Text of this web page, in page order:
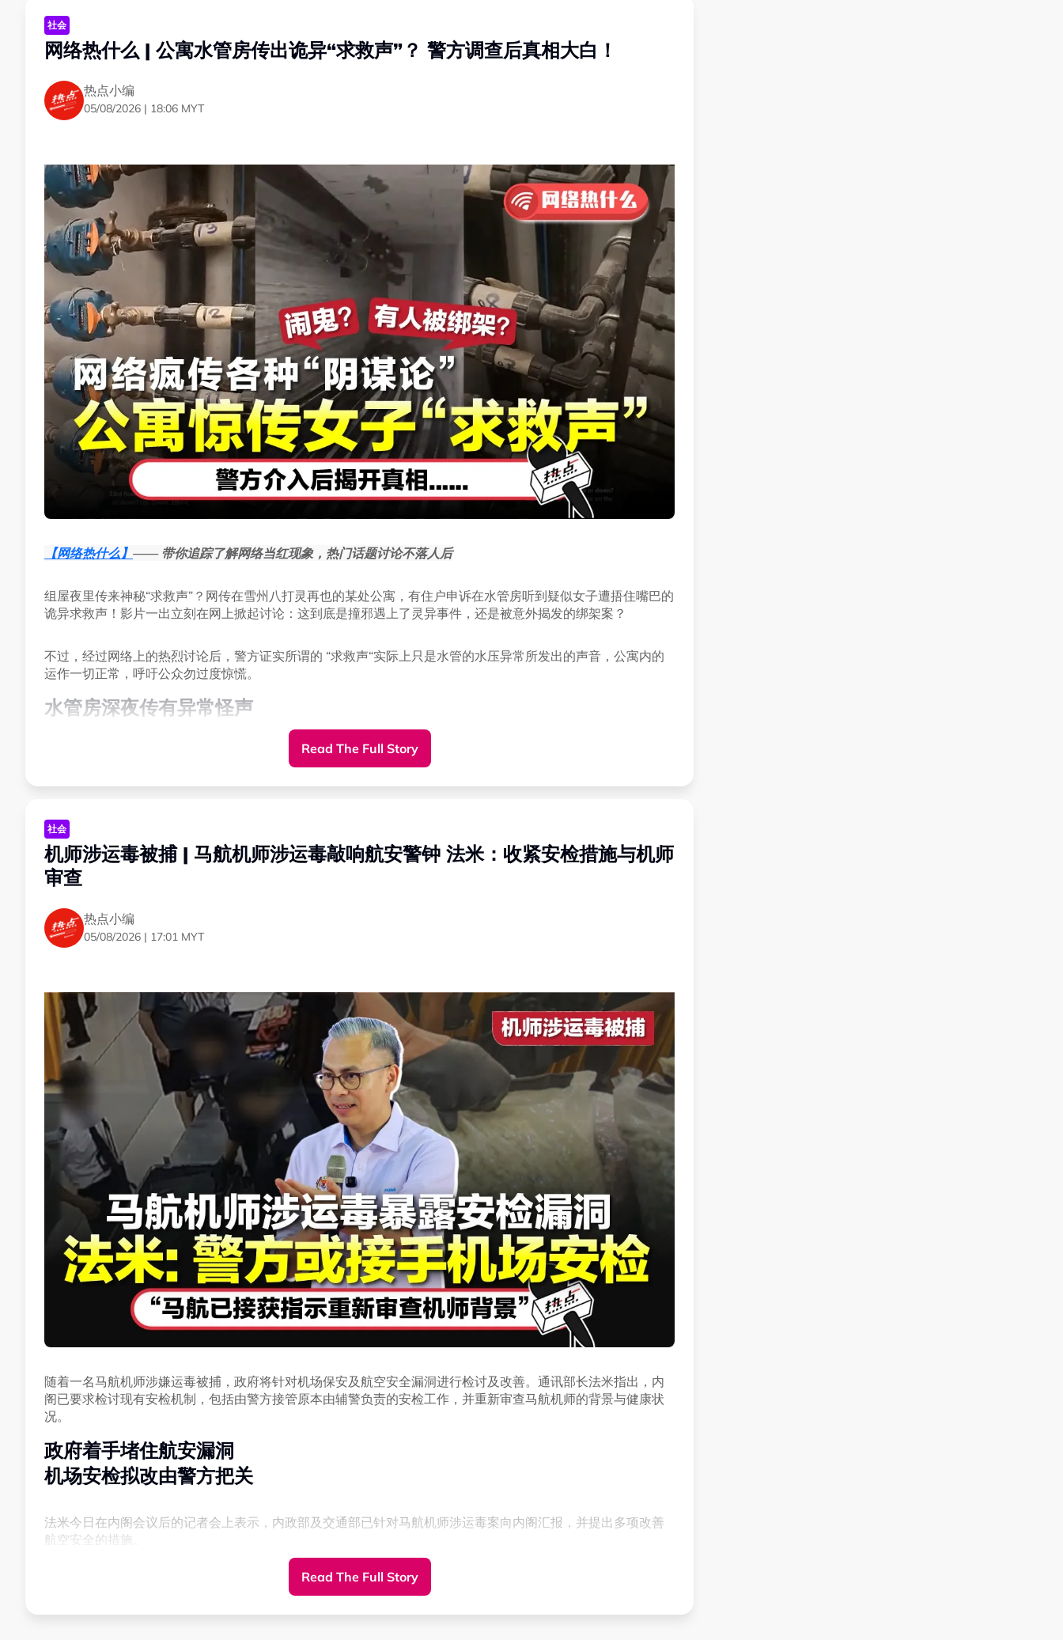
社会
网络热什么 | 公寓水管房传出诡异“求救声”？ 警方调查后真相大白！
热点小编
05/08/2026 | 18:06 MYT
【网络热什么】 —— 带你追踪了解网络当红现象，热门话题讨论不落人后
组屋夜里传来神秘“求救声”？网传在雪州八打灵再也的某处公寓，有住户申诉在水管房听到疑似女子遭捂住嘴巴的
诡异求救声！影片一出立刻在网上掀起讨论：这到底是撞邪遇上了灵异事件，还是被意外揭发的绑架案？
不过，经过网络上的热烈讨论后，警方证实所谓的 “求救声“实际上只是水管的水压异常所发出的声音，公寓内的
运作一切正常，呼吁公众勿过度惊慌。
水管房深夜传有异常怪声
夫妻朝水管喊话 疑似有人回应？
两人起初以为是水管发出的异响，因此没有多加留意。不料在他们凌晨返回时，水管房内的怪声变得越来越明
显。
事主在期间也不断朝水管大声发问：“你在里面吗？”、“你在上面还是下面？”，而水管内的咽呜声似乎都在对他们
怪声影片引发“阴谋论”
网民忧女子受困 反复听到“Help Me”
这起诡异事件在网络上传开后，迅速引发大批网民热议。不少网民变身成为侦探，对这股神秘的怪声给出了各种
令人毛骨悚然的解读，增添了“阴谋论”的色彩。
许多极具警惕心的网民担忧，这是否涉及人口贩卖、抑或有人受困被绑架了？甚至害怕万一绑匪看到了这个视
频，会不会“人质”转移到其他地方？
“听起来像女子在求救，像是嘴巴被塞贴了胶带一样。”
Read The Full Story
社会
机师涉运毒被捕 | 马航机师涉运毒敲响航安警钟 法米：收紧安检措施与机师
审查
热点小编
05/08/2026 | 17:01 MYT
随着一名马航机师涉嫌运毒被捕，政府将针对机场保安及航空安全漏洞进行检讨及改善。通讯部长法米指出，内
阁已要求检讨现有安检机制，包括由警方接管原本由辅警负责的安检工作，并重新审查马航机师的背景与健康状
况。
政府着手堵住航安漏洞
机场安检拟改由警方把关
法米今日在内阁会议后的记者会上表示，内政部及交通部已针对马航机师涉运毒案向内阁汇报，并提出多项改善
航空安全的措施。
其中，当局将检讨机场现行的安检措施，包括由大马皇家警察接管原先由辅警负责的安检工作。
Read The Full Story